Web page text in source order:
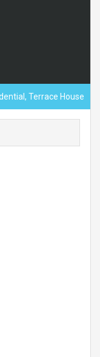
Terrace House